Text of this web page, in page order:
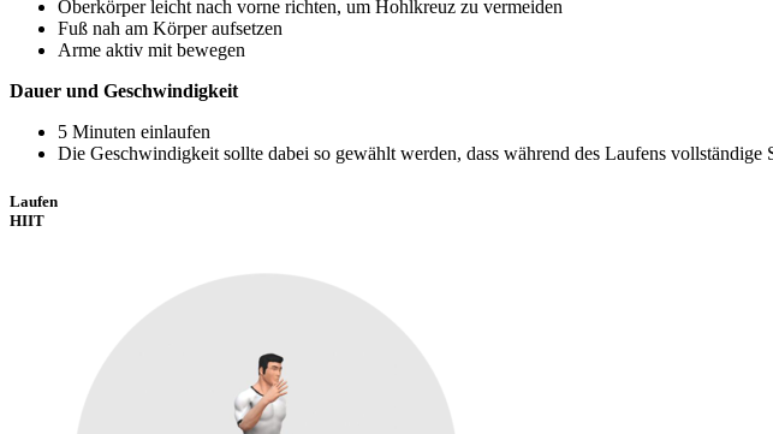
Oberkörper leicht nach vorne richten, um Hohlkreuz zu vermeiden
Fuß nah am Körper aufsetzen
Arme aktiv mit bewegen
Dauer und Geschwindigkeit
5 Minuten einlaufen
Die Geschwindigkeit sollte dabei so gewählt werden, dass während des Laufens vollständige
Laufen
HIIT